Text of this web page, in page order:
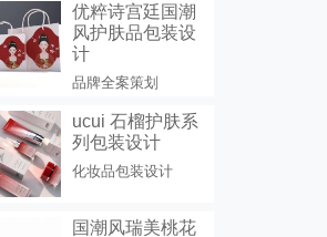
优粹诗宫廷国潮
风护肤品包装设
计
品牌全案策划
ucui 石榴护肤系
列包装设计
化妆品包装设计
国潮风瑞美桃花